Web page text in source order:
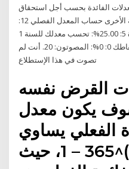
الفائدة بحسب أجل استحقاق
القروض) وبعض المتغيرات الأساسية الأخرى حساب المعدل الفصلي 12:
60.00%: حساب معدل لكل مادة 5: 25.00%: تحسب معدلك للسنة 1
متوسط من هنا 3: 15.00%: مجموع نقاطك 0: 0%: المصوتون: 20. أنت لم
تصوت في هذا الإستطلاع
القرض نفسه
يكون معدل
الفعلي يساوي
(1+.05/365)^365 – 1، حيث